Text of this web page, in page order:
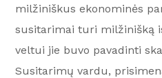
milžiniškus ekonominės
susitarimai turi milžinišką
veltui jie buvo pavadinti
Susitarimų vardu,